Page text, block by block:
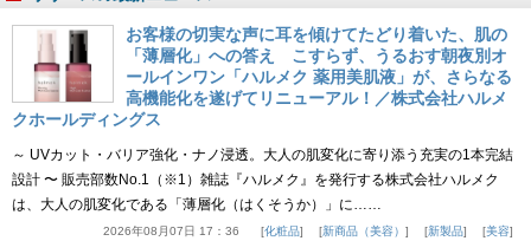
お客様の切実な声に耳を傾けてたどり着いた、肌の
「薄層化」への答え こすらず、うるおす朝夜別オ
ールインワン「ハルメク 薬用美肌液」が、さらなる
高機能化を遂げてリニューアル！／株式会社ハルメ
クホールディングス
～ UVカット・バリア強化・ナノ浸透。大人の肌変化に寄り添う充実の1本完結
設計 〜 販売部数No.1（※1）雑誌『ハルメク』を発行する株式会社ハルメク
は、大人の肌変化である「薄層化（はくそうか）」に……
2026年08月07日 17：36 化粧品 新商品（美容） 新製品 美容